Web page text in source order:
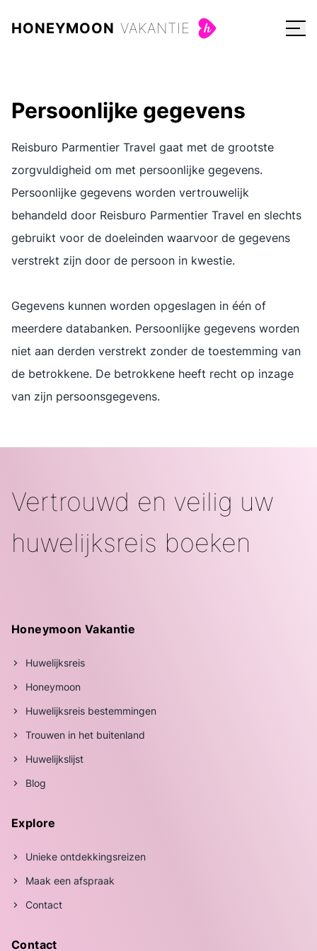
HONEYMOON VAKANTIE
Persoonlijke gegevens
Reisburo Parmentier Travel gaat met de grootste
zorgvuldigheid om met persoonlijke gegevens.
Persoonlijke gegevens worden vertrouwelijk
behandeld door Reisburo Parmentier Travel en slechts
gebruikt voor de doeleinden waarvoor de gegevens
verstrekt zijn door de persoon in kwestie.
Gegevens kunnen worden opgeslagen in één of
meerdere databanken. Persoonlijke gegevens worden
niet aan derden verstrekt zonder de toestemming van
de betrokkene. De betrokkene heeft recht op inzage
van zijn persoonsgegevens.
Vertrouwd en veilig uw
huwelijksreis boeken
Footer menu Honeymoon Vakantie
Honeymoon Vakantie
Huwelijksreis
Honeymoon
Huwelijksreis bestemmingen
Trouwen in het buitenland
Huwelijkslijst
Blog
Explore
Unieke ontdekkingsreizen
Maak een afspraak
Contact
Contact